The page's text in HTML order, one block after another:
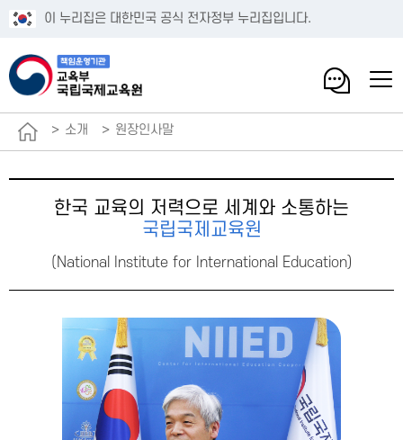
이 누리집은 대한민국 공식 전자정부 누리집입니다.
소개 원장인사말
한국 교육의 저력으로 세계와 소통하는
국립국제교육원
(National Institute for International Education)